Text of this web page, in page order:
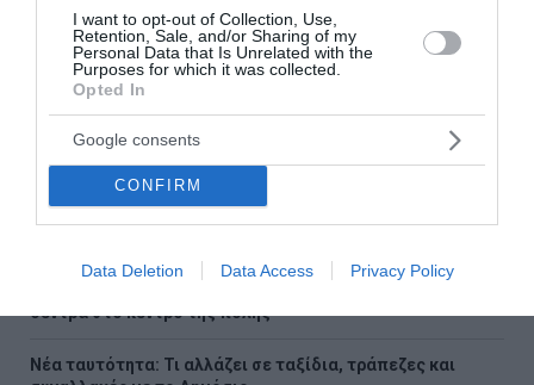
I want to opt-out of Collection, Use,
Retention, Sale, and/or Sharing of my
Personal Data that Is Unrelated with the
Purposes for which it was collected.
Opted In
Google consents
CONFIRM
Data Deletion Data Access Privacy Policy
Ροή ειδήσεων
Μεγάλη έξοδος των αδειούχων – Χιλιάδες ταξιδιώτες
εγκαταλείπουν την Αθήνα
Πίτα με κολοκυθάκια και τυριά
δέντρα στο κέντρο της πόλης
Νέα ταυτότητα: Τι αλλάζει σε ταξίδια, τράπεζες και